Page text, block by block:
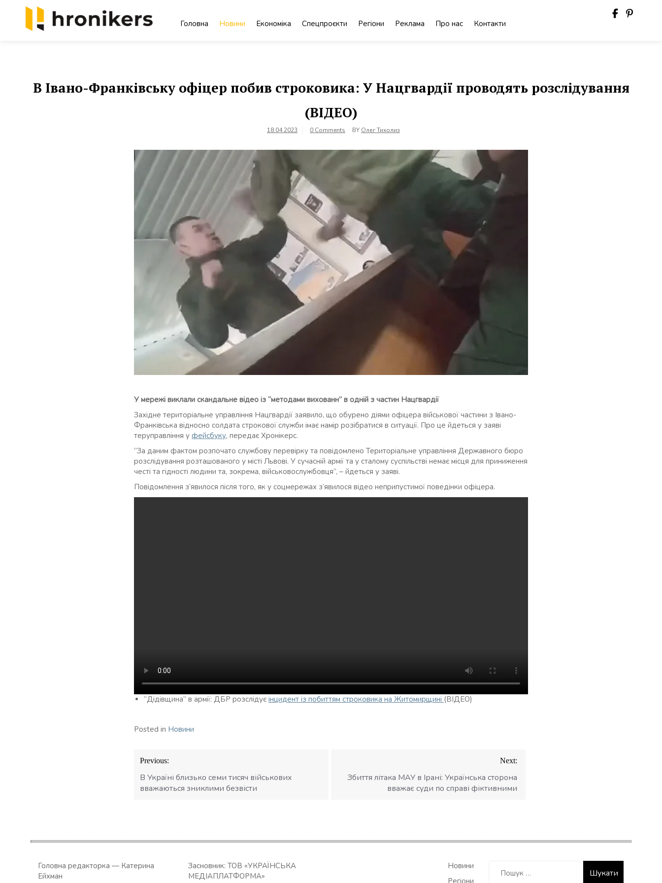
Головна Новини Економіка Спецпроєкти Регіони Реклама Про нас Контакти
В Івано-Франківську офіцер побив строковика: У Нацгвардії проводять розслідування
(ВІДЕО)
18.04.2023 0 Comments BY Олег Тихолиз
У мережі виклали скандальне відео із “методами вихованн” в одній з частин Нацгвардії
Західне територіальне управління Нацгвардії заявило, що обурено діями офіцера військової частини з Івано-
Франківська відносно солдата строкової служби імає намір розібратися в ситуації. Про це йдеться у заяві
теруправління у фейсбуку, передає Хронікерс.
“За даним фактом розпочато службову перевірку та повідомлено Територіальне управління Державного бюро
розслідування розташованого у місті Львові. У сучасній армії та у сталому суспільстві немає місця для приниження
честі та гідності людини та, зокрема, військовослужбовця”, – йдеться у заяві.
Повідомлення з’явилося після того, як у соцмережах з’явилося відео неприпустимої поведінки офіцера.
“Дідівщина” в армії: ДБР розслідує інцидент із побиттям строковика на Житомирщині (ВІДЕО)
Posted in Новини
Навігація
записів
Previous:
В Україні близько семи тисяч військових
вважаються зниклими безвісти
Next:
Збиття літака МАУ в Ірані: Українська сторона
вважає суди по справі фіктивними
Головна редакторка — Катерина
Ейхман
Засновник: ТОВ «УКРАЇНСЬКА
МЕДІАПЛАТФОРМА»
Новини
Регіони